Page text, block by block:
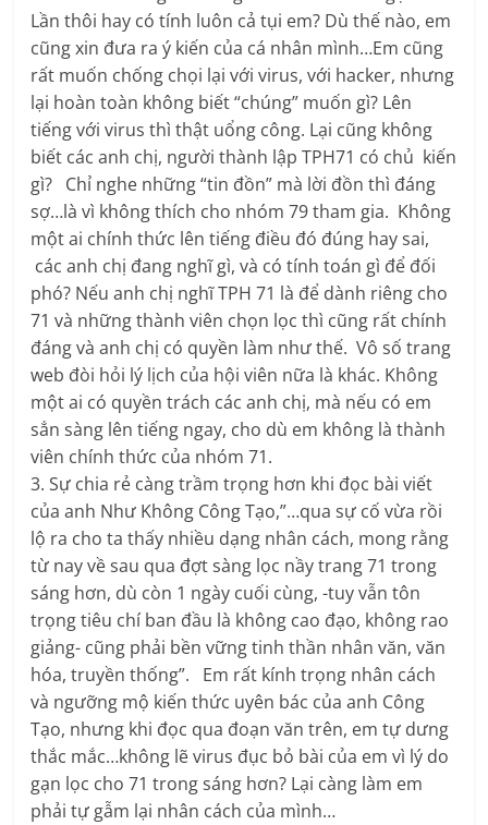
Lần thôi hay có tính luôn cả tụi em? Dù thế nào, em
cũng xin đưa ra ý kiến của cá nhân mình…Em cũng
rất muốn chống chọi lại với virus, với hacker, nhưng
lại hoàn toàn không biết “chúng” muốn gì? Lên
tiếng với virus thì thật uổng công. Lại cũng không
biết các anh chị, người thành lập TPH71 có chủ kiến
gì? Chỉ nghe những “tin đồn” mà lời đồn thì đáng
sợ…là vì không thích cho nhóm 79 tham gia. Không
một ai chính thức lên tiếng điều đó đúng hay sai,
các anh chị đang nghĩ gì, và có tính toán gì để đối
phó? Nếu anh chị nghĩ TPH 71 là để dành riêng cho
71 và những thành viên chọn lọc thì cũng rất chính
đáng và anh chị có quyền làm như thế. Vô số trang
web đòi hỏi lý lịch của hội viên nữa là khác. Không
một ai có quyền trách các anh chị, mà nếu có em
sẳn sàng lên tiếng ngay, cho dù em không là thành
viên chính thức của nhóm 71.
3. Sự chia rẻ càng trầm trọng hơn khi đọc bài viết
của anh Như Không Công Tạo,”…qua sự cố vừa rồi
lộ ra cho ta thấy nhiều dạng nhân cách, mong rằng
từ nay về sau qua đợt sàng lọc nầy trang 71 trong
sáng hơn, dù còn 1 ngày cuối cùng, -tuy vẫn tôn
trọng tiêu chí ban đầu là không cao đạo, không rao
giảng- cũng phải bền vững tinh thần nhân văn, văn
hóa, truyền thống”. Em rất kính trọng nhân cách
và ngưỡng mộ kiến thức uyên bác của anh Công
Tạo, nhưng khi đọc qua đoạn văn trên, em tự dưng
thắc mắc…không lẽ virus đục bỏ bài của em vì lý do
gạn lọc cho 71 trong sáng hơn? Lại càng làm em
phải tự gẫm lại nhân cách của mình…